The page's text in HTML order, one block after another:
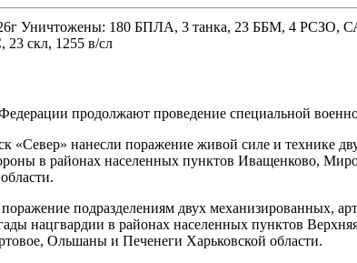
Уничтожены: 180 БПЛА, 3 танка, 23 ББМ, 4 РСЗО,
23 скл, 1255 в/сл
продолжают проведение специальной
«Север» нанесли поражение живой силе и технике
в районах населенных пунктов Иващенково,
подразделениям двух механизированных,
нацгвардии в районах населенных пунктов
Ольшаны и Печенеги Харьковской области.